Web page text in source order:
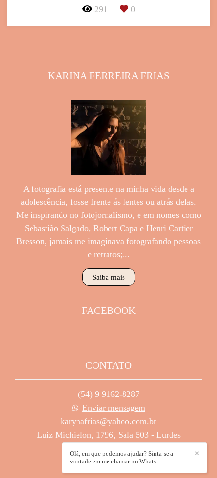
291 0
KARINA FERREIRA FRIAS
A fotografia está presente na minha vida desde a
adolescência, fosse frente ás lentes ou atrás delas.
Me inspirando no fotojornalismo, e em nomes como
Sebastião Salgado, Robert Capa e Henri Cartier
Bresson, jamais me imaginava fotografando pessoas
e retratos;...
Saiba mais
FACEBOOK
CONTATO
(54) 9 9162-8287
Enviar mensagem
karynafrias@yahoo.com.br
Luiz Michielon, 1796, Sala 503 - Lurdes
✕
Olá, em que podemos ajudar? Sinta-se a
vontade em me chamar no Whats.